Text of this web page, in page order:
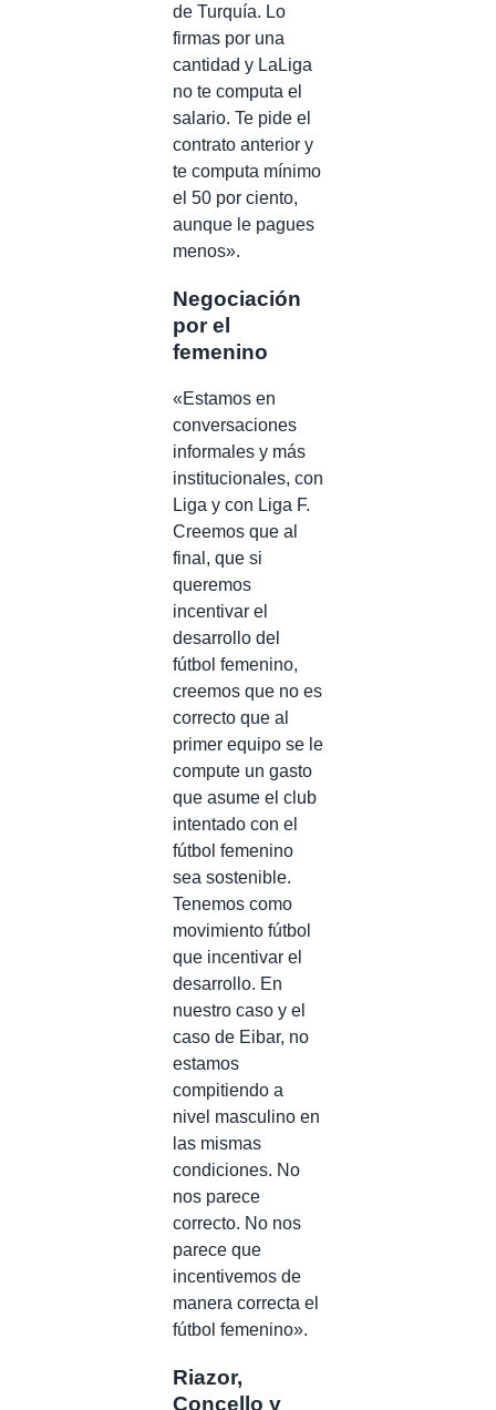
de Turquía. Lo
firmas por una
cantidad y LaLiga
no te computa el
salario. Te pide el
contrato anterior y
te computa mínimo
el 50 por ciento,
aunque le pagues
menos».
Negociación
por el
femenino
«Estamos en
conversaciones
informales y más
institucionales, con
Liga y con Liga F.
Creemos que al
final, que si
queremos
incentivar el
desarrollo del
fútbol femenino,
creemos que no es
correcto que al
primer equipo se le
compute un gasto
que asume el club
intentado con el
fútbol femenino
sea sostenible.
Tenemos como
movimiento fútbol
que incentivar el
desarrollo. En
nuestro caso y el
caso de Eibar, no
estamos
compitiendo a
nivel masculino en
las mismas
condiciones. No
nos parece
correcto. No nos
parece que
incentivemos de
manera correcta el
fútbol femenino».
Riazor,
Concello y